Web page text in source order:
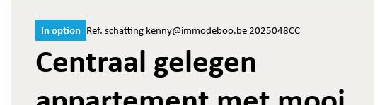
In option Ref. schatting kenny@immodeboo.be 2025048CC
Centraal gelegen